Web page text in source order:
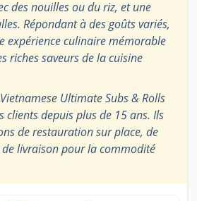
des nouilles ou du riz, et une
Répondant à des goûts variés,
expérience culinaire mémorable
riches saveurs de la cuisine
Vietnamese Ultimate Subs & Rolls
clients depuis plus de 15 ans. Ils
de restauration sur place, de
livraison pour la commodité